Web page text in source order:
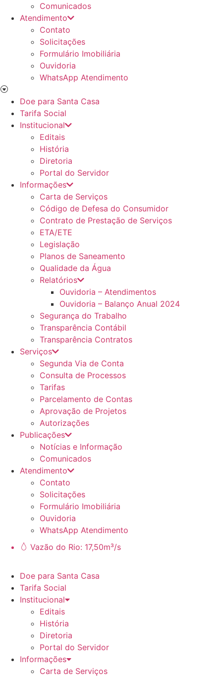
Comunicados
Atendimento
Contato
Solicitações
Formulário Imobiliária
Ouvidoria
WhatsApp Atendimento
Doe para Santa Casa
Tarifa Social
Institucional
Editais
História
Diretoria
Portal do Servidor
Informações
Carta de Serviços
Código de Defesa do Consumidor
Contrato de Prestação de Serviços
ETA/ETE
Legislação
Planos de Saneamento
Qualidade da Água
Relatórios
Ouvidoria – Atendimentos
Ouvidoria – Balanço Anual 2024
Segurança do Trabalho
Transparência Contábil
Transparência Contratos
Serviços
Segunda Via de Conta
Consulta de Processos
Tarifas
Parcelamento de Contas
Aprovação de Projetos
Autorizações
Publicações
Notícias e Informação
Comunicados
Atendimento
Contato
Solicitações
Formulário Imobiliária
Ouvidoria
WhatsApp Atendimento
Vazão do Rio: 17,50m³/s
Doe para Santa Casa
Tarifa Social
Institucional
Editais
História
Diretoria
Portal do Servidor
Informações
Carta de Serviços